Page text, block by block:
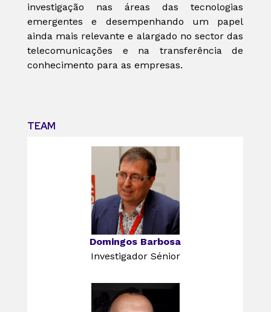
investigação nas áreas das tecnologias
emergentes e desempenhando um papel
ainda mais relevante e alargado no sector das
telecomunicações e na transferência de
conhecimento para as empresas.
TEAM
Domingos Barbosa
Investigador Sénior